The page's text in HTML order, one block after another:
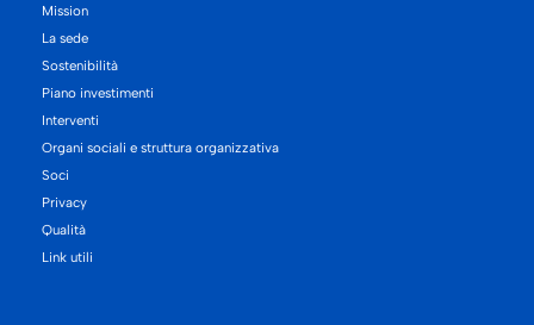
Mission
La sede
Sostenibilità
Piano investimenti
Interventi
Organi sociali e struttura organizzativa
Soci
Privacy
Qualità
Link utili